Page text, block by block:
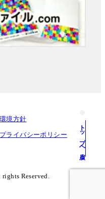
トップへ戻る
環境方針
プライバシーポリシー
Reserved.